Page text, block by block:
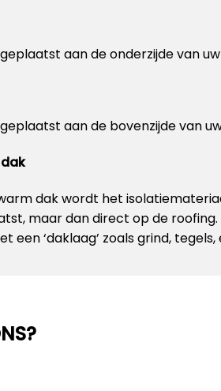
aan de onderzijde van
aan de bovenzijde van
dak wordt het
maar dan direct op de
een ‘daklaag’ zoals grind, tegels,